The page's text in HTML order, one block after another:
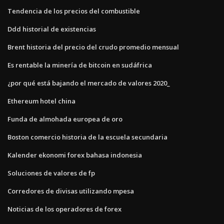
Tendencia de los precios del combustible
Ddd historial de existencias
Brent historia del precio del crudo promedio mensual
Es rentable la minería de bitcoin en sudáfrica
¿por qué está bajando el mercado de valores 2020_
Ethereum hotel china
Funda de almohada europea de oro
Boston comercio historia de la escuela secundaria
Kalender ekonomi forex bahasa indonesia
Soluciones de valores de fp
Corredores de divisas utilizando mpesa
Noticias de los operadores de forex